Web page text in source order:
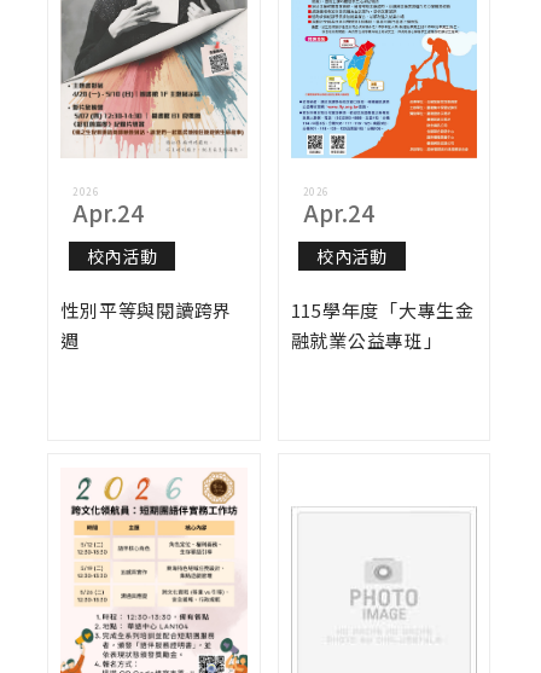
2026
Apr.24
校內活動
性別平等與閱讀跨界
週
2026
Apr.24
校內活動
115學年度「大專生金
融就業公益專班」